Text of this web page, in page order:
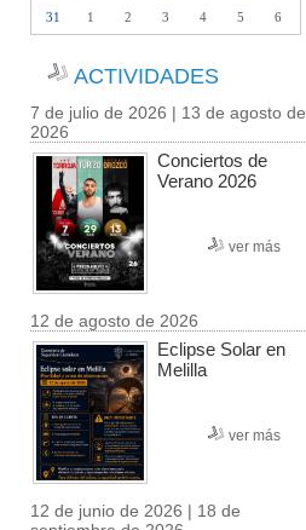
31
1 2 3 4 5 6
ACTIVIDADES
7 de julio de 2026 | 13 de agosto de
2026
Conciertos de
Verano 2026
ver más
12 de agosto de 2026
Eclipse Solar en
Melilla
ver más
12 de junio de 2026 | 18 de